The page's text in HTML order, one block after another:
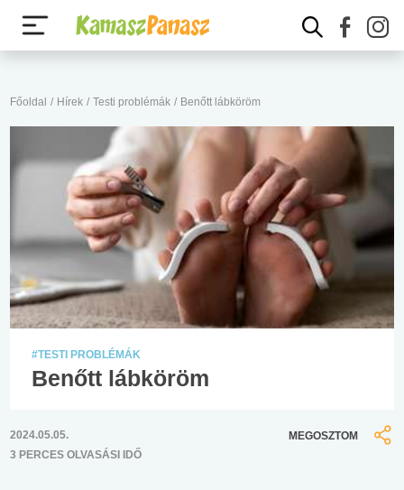
Főoldal / Hírek / Testi problémák / Benőtt lábköröm
#TESTI PROBLÉMÁK
Benőtt lábköröm
2024.05.05.
3 PERCES OLVASÁSI IDŐ
MEGOSZTOM